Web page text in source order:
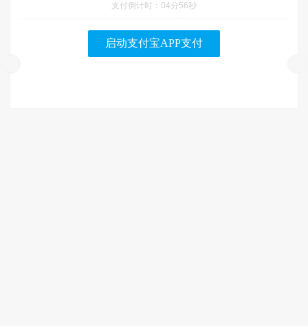
支付倒计时： 04分56秒
启动支付宝APP支付